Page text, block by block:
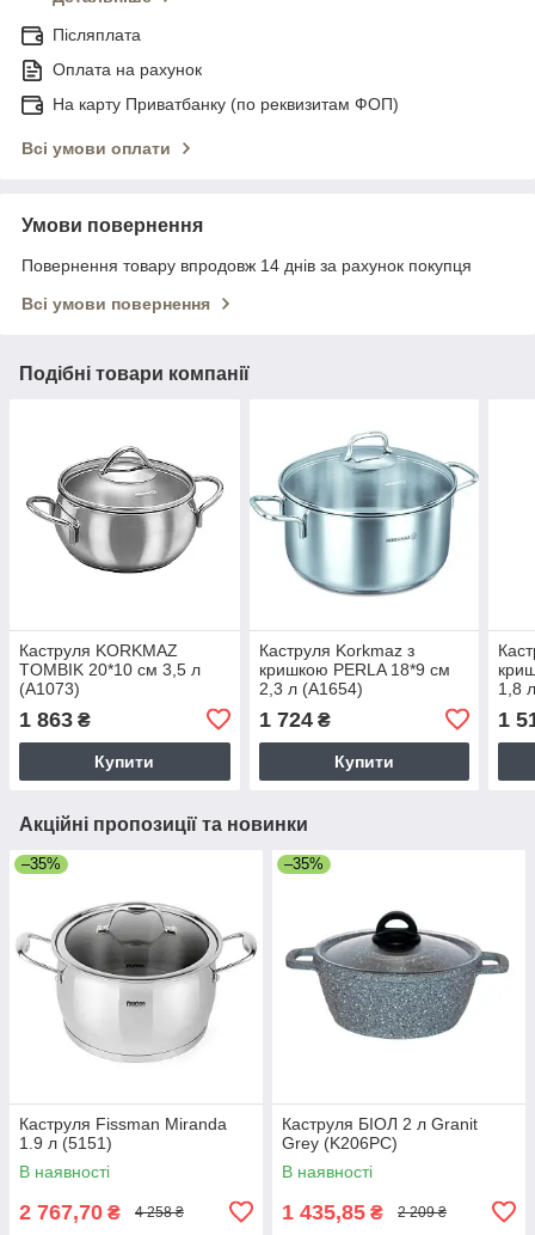
Післяплата
Оплата на рахунок
На карту Приватбанку (по реквизитам ФОП)
Всі умови оплати
Умови повернення
Повернення товару впродовж 14 днів за рахунок покупця
Всі умови повернення
Подібні товари компанії
Каструля KORKMAZ
TOMBIK 20*10 см 3,5 л
(A1073)
1 863 ₴
Купити
Каструля Korkmaz з
кришкою PERLA 18*9 см
2,3 л (A1654)
1 724₴
Купити
1,8
1
Акційні пропозиції та новинки
–35%
Каструля Fissman Miranda
1.9 л (5151)
В наявності
2 767,70 ₴ 4 258 ₴
–35%
Каструля БІОЛ 2 л Granit
Grey (K206PC)
В наявності
1 435,85 ₴ 2 209 ₴